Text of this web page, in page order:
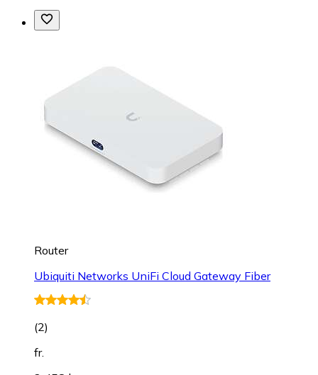
Router
Ubiquiti Networks UniFi Cloud Gateway Fiber
(2)
fr.